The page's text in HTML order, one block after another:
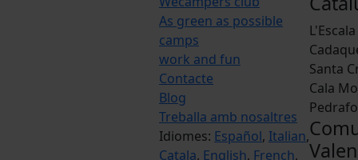
As green as possible
camps
work and fun
Contacte
Blog
Treballa amb nosaltres
Idiomes: Español, Italian,
Catala, English, French,
Santa
Cala